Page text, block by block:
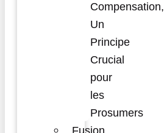
Compensation,
Un
Principe
Crucial
pour
les
Prosumers
Fusion